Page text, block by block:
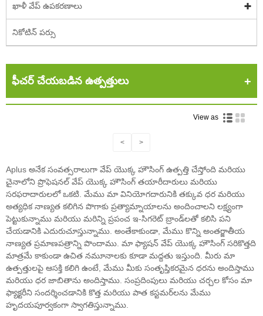
ఖాళీ వేప్ ఉపకరణాలు
నికోటిన్ పర్సు
ఫీచర్ చేయబడిన ఉత్పత్తులు
View as
< >
Aplus అనేక సంవత్సరాలుగా వేప్ యొక్క హౌసింగ్ ఉత్పత్తి చేస్తోంది మరియు
చైనాలోని ప్రొఫెషనల్ వేప్ యొక్క హౌసింగ్ తయారీదారులు మరియు
సరఫరాదారులలో ఒకటి. మేము మా వినియోగదారునికి తక్కువ ధర మరియు
అత్యధిక నాణ్యత కలిగిన పొగాకు ప్రత్యామ్నాయాలను అందించాలని లక్ష్యంగా
పెట్టుకున్నాము మరియు మరిన్ని ప్రపంచ ఇ-సిగరెట్ బ్రాండ్‌లతో కలిసి పని
చేయడానికి ఎదురుచూస్తున్నాము. అంతేకాకుండా, మేము కొన్ని అంతర్జాతీయ
నాణ్యత ప్రమాణపత్రాన్ని పొందాము. మా ఫ్యాషన్ వేప్ యొక్క హౌసింగ్ సరికొత్తది
మాత్రమే కాకుండా ఉచిత నమూనాలకు కూడా మద్దతు ఇస్తుంది. మీరు మా
ఉత్పత్తులపై ఆసక్తి కలిగి ఉంటే, మేము మీకు సంతృప్తికరమైన ధరను అందిస్తాము
మరియు ధర జాబితాను అందిస్తాము. సంప్రదింపులు మరియు చర్చల కోసం మా
ఫ్యాక్టరీని సందర్శించడానికి కొత్త మరియు పాత కస్టమర్‌లను మేము
హృదయపూర్వకంగా స్వాగతిస్తున్నాము.